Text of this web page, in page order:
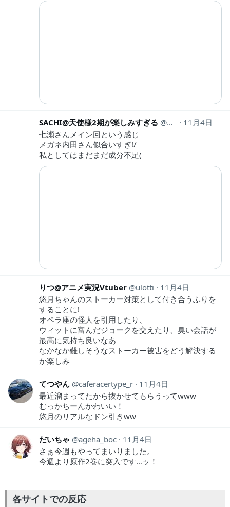
SACHI@天使様2期が楽しみすぎる kKkhoaEmEpUKG
11月4日
七瀬さんメイン回という感じ
メガネ内田さん似合いすぎ!/
私としてはまだまだ成分不足(
りつ@アニメ実況Vtuber ulotti
11月4日
悠月ちゃんのストーカー対策として付き合うふりを
することに!
オペラ座の怪人を引用したり、
ウィットに富んだジョークを交えたり、臭い会話が
最高に気持ち良いなあ
なかなか難しそうなストーカー被害をどう解決する
か楽しみ
てつやん caferacertype_r
11月4日
最近溜まってたから抜かせてもらうってwww
むっかちーんかわいい！
悠月のリアルなドン引きww
だいちゃ ageha_boc
11月4日
さぁ今週もやってまいりました。
今週より原作2巻に突入です…ッ！
各サイトでの反応